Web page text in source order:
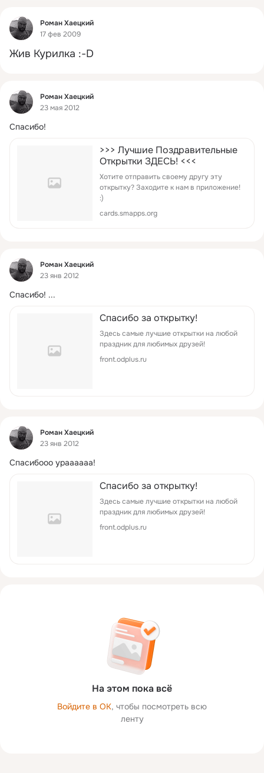
Фид
Роман Хаецкий
17 фев 2009
Жив Курилка :-D
Фид
Роман Хаецкий
23 мая 2012
Спасибо!
>>> Лучшие Поздравительные
Открытки ЗДЕСЬ! <<<
Хотите отправить своему другу эту
открытку? Заходите к нам в приложение!
:)
cards.smapps.org
Фид
Роман Хаецкий
23 янв 2012
Спасибо! ...
Спасибо за открытку!
Здесь самые лучшие открытки на любой
праздник для любимых друзей!
front.odplus.ru
Фид
Роман Хаецкий
23 янв 2012
Спасибооо ураааааа!
Спасибо за открытку!
Здесь самые лучшие открытки на любой
праздник для любимых друзей!
front.odplus.ru
На этом пока всё
Войдите в ОК, чтобы посмотреть всю
ленту